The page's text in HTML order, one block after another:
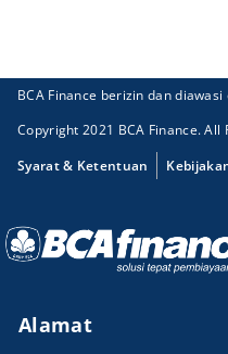
BCA Finance berizin dan
Copyright 2021 BCA Finance. All
Syarat & Ketentuan
Alamat